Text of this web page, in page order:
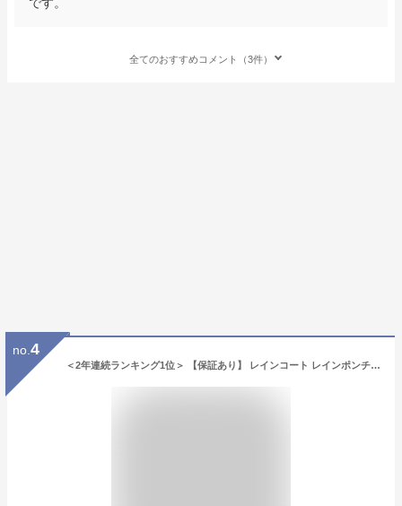
全てのおすすめコメント（3件）
no. 4
＜2年連続ランキング1位＞ 【保証あり】 レインコート レインポンチョ ポンチョ 自転車 レディース 大人 ロング 通勤 通学 通園 小学生 中学生 高校生 大学生 ママ 梅雨 学生 女子 バイク レインウェア レインぽんちょ おしゃれ ギフト 防水 撥水 送迎 送料無料 プレゼント